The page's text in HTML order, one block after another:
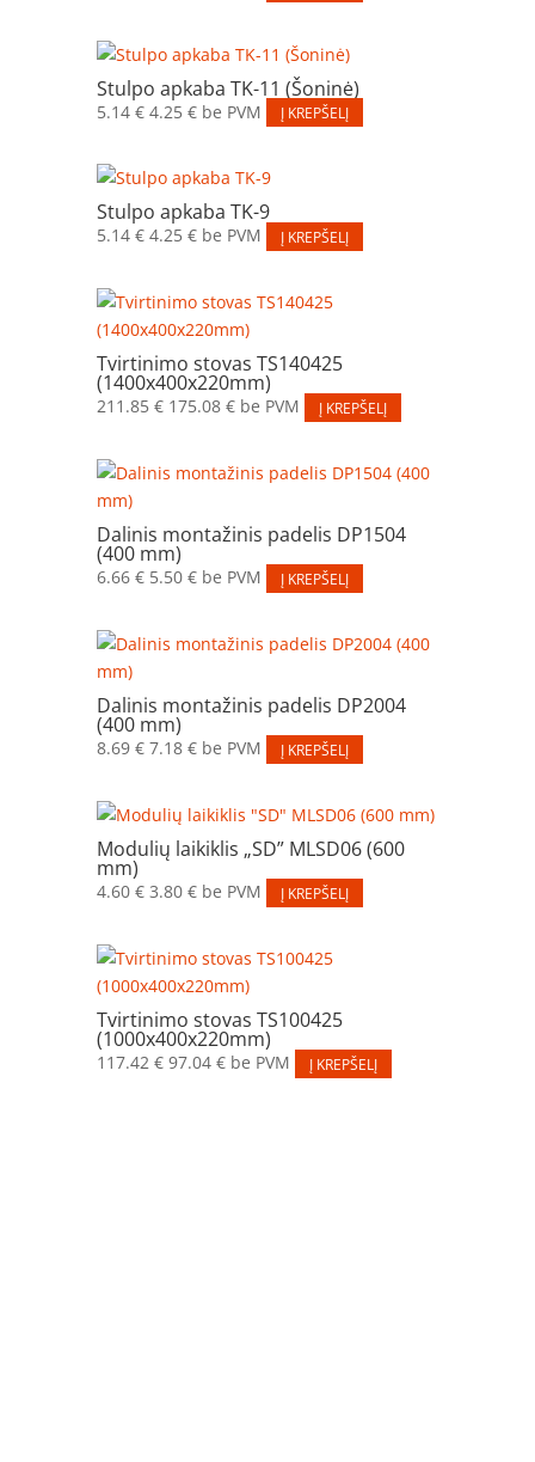
Stulpo apkaba TK-11 (Šoninė)
5.14 € 4.25 €be PVM Į KREPŠELĮ
Stulpo apkaba TK-9
5.14 € 4.25 €be PVM Į KREPŠELĮ
Tvirtinimo stovas TS140425
(1400x400x220mm)
211.85 € 175.08 €be PVM Į KREPŠELĮ
Dalinis montažinis padelis DP1504
(400 mm)
6.66 € 5.50 €be PVM Į KREPŠELĮ
Dalinis montažinis padelis DP2004
(400 mm)
8.69 € 7.18 €be PVM Į KREPŠELĮ
Modulių laikiklis „SD” MLSD06 (600
mm)
4.60 € 3.80 €be PVM Į KREPŠELĮ
Tvirtinimo stovas TS100425
(1000x400x220mm)
117.42 € 97.04 €be PVM Į KREPŠELĮ